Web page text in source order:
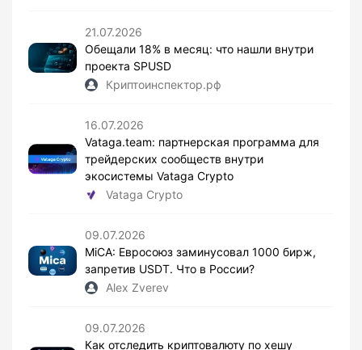
21.07.2026
Обещали 18% в месяц: что нашли внутри
проекта SPUSD
Криптоинспектор.рф
16.07.2026
Vataga.team: партнерская программа для
трейдерских сообществ внутри
экосистемы Vataga Crypto
Vataga Crypto
09.07.2026
MiCA: Евросоюз заминусовал 1000 бирж,
запретив USDT. Что в России?
Alex Zverev
09.07.2026
Как отследить криптовалюту по хешу